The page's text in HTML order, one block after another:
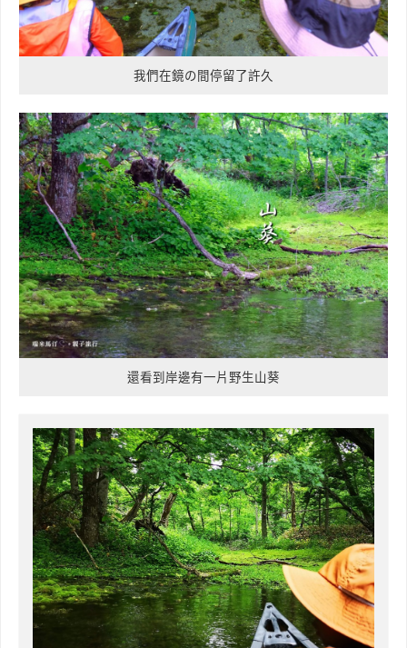
我們在鏡の間停留了許久
還看到岸邊有一片野生山葵